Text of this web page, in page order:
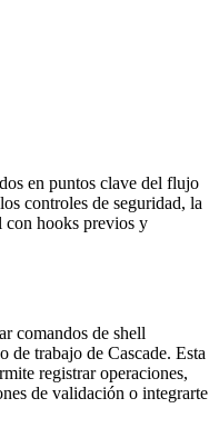
en puntos clave del flujo
controles de seguridad, la
con hooks previos y
comandos de shell
de trabajo de Cascade. Esta
registrar operaciones,
de validación o integrarte